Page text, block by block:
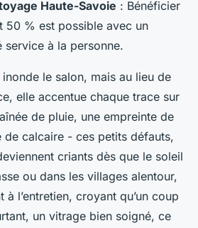
Haute-Savoie : Bénéficier
50 % est possible avec un
service à la personne.
le salon, mais au lieu de
elle accentue chaque trace sur
de pluie, une empreinte de
calcaire - ces petits défauts,
criants dès que le soleil
ou dans les villages alentour,
l’entretien, croyant qu’un coup
un vitrage bien soigné, ce